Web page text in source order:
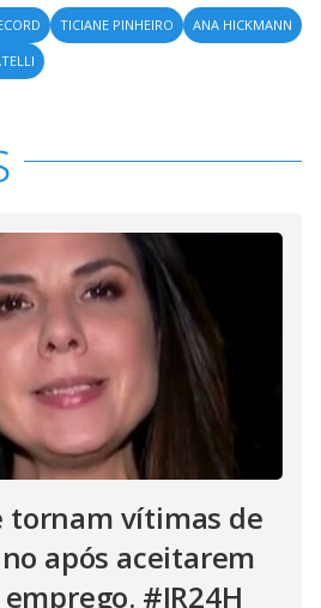
TICIANE PINHEIRO
ANA HICKMANN
tornam vítimas de
após aceitarem
#JR24H